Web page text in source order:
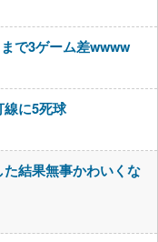
で3ゲーム差wwww
に5死球
結果無事かわいくな